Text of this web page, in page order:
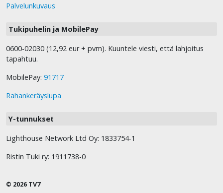
Palvelunkuvaus
Tukipuhelin ja MobilePay
0600-02030 (12,92 eur + pvm). Kuuntele viesti, että lahjoitus
tapahtuu.
MobilePay: 91717
Rahankeräyslupa
Y-tunnukset
Lighthouse Network Ltd Oy: 1833754-1
Ristin Tuki ry: 1911738-0
© 2026 TV7